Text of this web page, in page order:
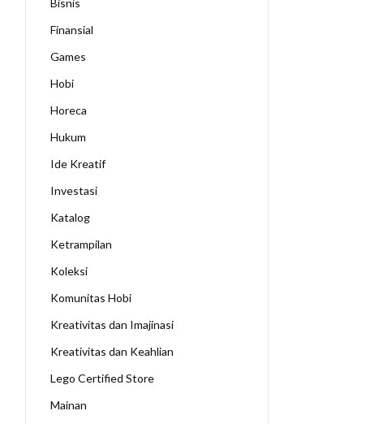
Bisnis
Finansial
Games
Hobi
Horeca
Hukum
Ide Kreatif
Investasi
Katalog
Ketrampilan
Koleksi
Komunitas Hobi
Kreativitas dan Imajinasi
Kreativitas dan Keahlian
Lego Certified Store
Mainan